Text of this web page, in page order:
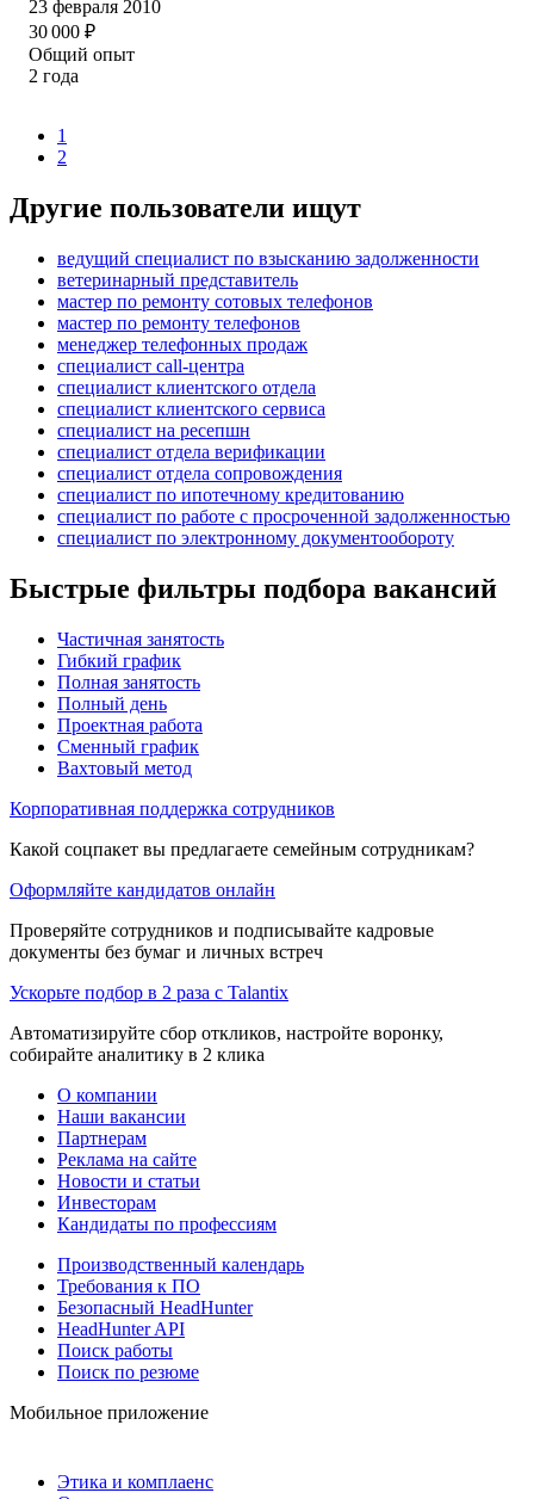
23 февраля 2010
30 000 ₽
Общий опыт
2 года
1
2
Другие пользователи ищут
ведущий специалист по взысканию задолженности
ветеринарный представитель
мастер по ремонту сотовых телефонов
мастер по ремонту телефонов
менеджер телефонных продаж
специалист call-центра
специалист клиентского отдела
специалист клиентского сервиса
специалист на ресепшн
специалист отдела верификации
специалист отдела сопровождения
специалист по ипотечному кредитованию
специалист по работе с просроченной задолженностью
специалист по электронному документообороту
Быстрые фильтры подбора вакансий
Частичная занятость
Гибкий график
Полная занятость
Полный день
Проектная работа
Сменный график
Вахтовый метод
Корпоративная поддержка сотрудников
Какой соцпакет вы предлагаете семейным сотрудникам?
Оформляйте кандидатов онлайн
Проверяйте сотрудников и подписывайте кадровые
документы без бумаг и личных встреч
Ускорьте подбор в 2 раза с Talantix
Автоматизируйте сбор откликов, настройте воронку,
собирайте аналитику в 2 клика
О компании
Наши вакансии
Партнерам
Реклама на сайте
Новости и статьи
Инвесторам
Кандидаты по профессиям
Производственный календарь
Требования к ПО
Безопасный HeadHunter
HeadHunter API
Поиск работы
Поиск по резюме
Мобильное приложение
Этика и комплаенс